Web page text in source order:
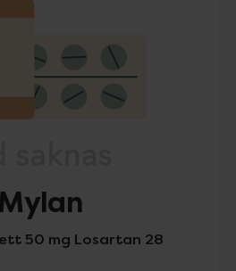
50 mg Losartan 28